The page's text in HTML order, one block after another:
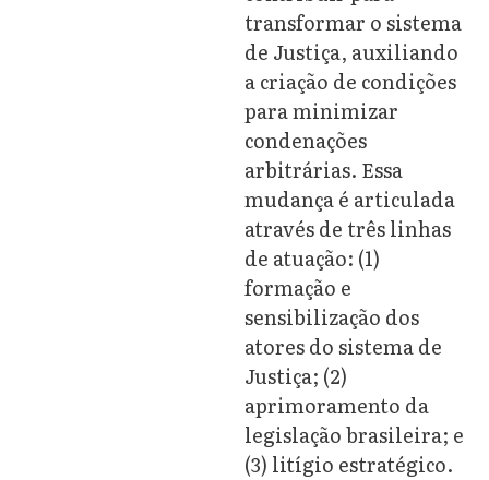
transformar o sistema
de Justiça, auxiliando
a criação de condições
para minimizar
condenações
arbitrárias. Essa
mudança é articulada
através de três linhas
de atuação: (1)
formação e
sensibilização dos
atores do sistema de
Justiça; (2)
aprimoramento da
legislação brasileira; e
(3) litígio estratégico.